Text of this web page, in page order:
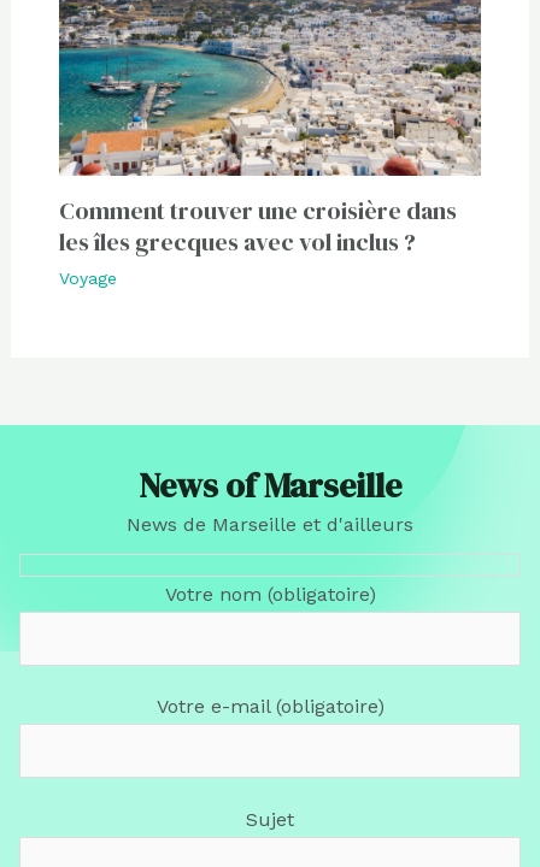
Comment trouver une croisière dans
les îles grecques avec vol inclus ?
Voyage
News of Marseille
News de Marseille et d'ailleurs
Votre nom (obligatoire)
Votre e-mail (obligatoire)
Sujet